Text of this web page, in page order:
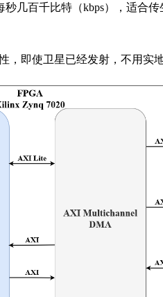
秒几百千比特（kbps），适合
，即使卫星已经发射，不用实